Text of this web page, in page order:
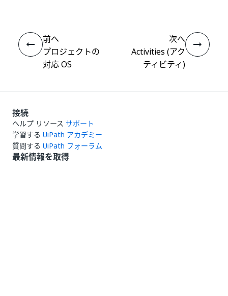
前へ
プロジェクトの
対応 OS
次へ
Activities (アク
ティビティ)
接続
ヘルプ リソース サポート
学習する UiPath アカデミー
質問する UiPath フォーラム
最新情報を取得